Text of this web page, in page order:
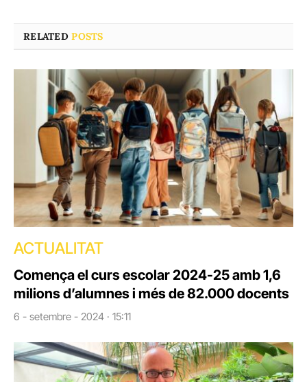
RELATEDPOSTS
ACTUALITAT
Comença el curs escolar 2024-25 amb 1,6
milions d’alumnes i més de 82.000 docents
6 - setembre - 2024 · 15:11